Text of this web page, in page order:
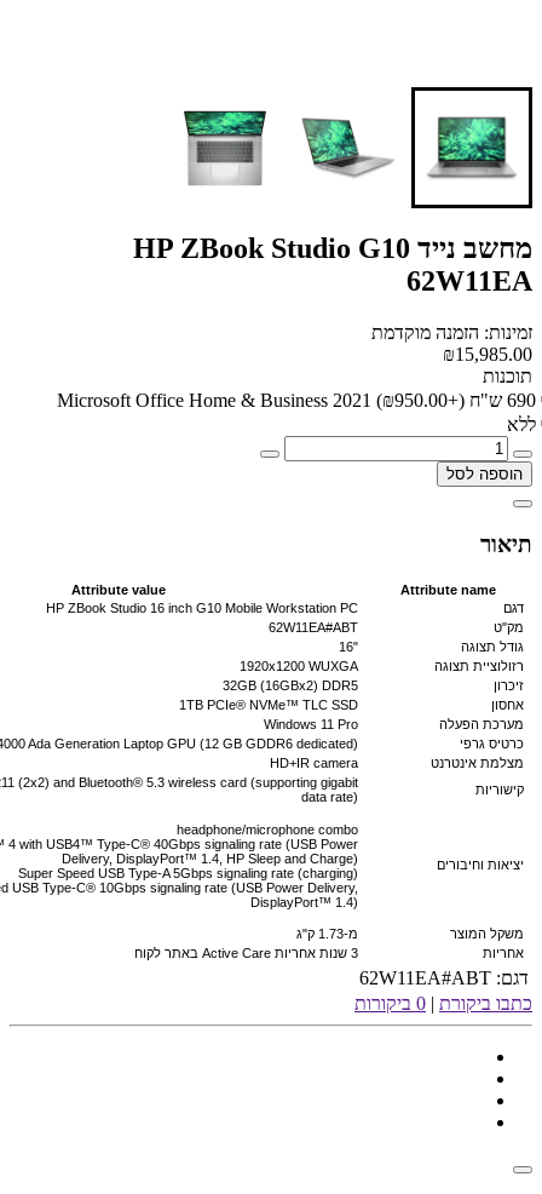
מחשב נייד HP ZBook Studio G10
62W11EA
זמינות: הזמנה מוקדמת
₪15,985.00
תוכנות
690 ש"ח Microsoft Office Home & Business 2021
(₪950.00+)
ללא
הוספה לסל
תיאור
Attribute name
Attribute value
דגם
HP ZBook Studio 16 inch G10 Mobile Workstation PC
מק"ט
62W11EA#ABT
גודל תצוגה
"16
רזולוציית תצוגה
1920x1200 WUXGA
זיכרון
32GB (16GBx2) DDR5
אחסון
1TB PCIe® NVMe™ TLC SSD
מערכת הפעלה
Windows 11 Pro
כרטיס גרפי
Ada Generation Laptop GPU (12 GB GDDR6 dedicated)
מצלמת אינטרנט
HD+IR camera
קישוריות
(2x2) and Bluetooth® 5.3 wireless card (supporting gigabit
data rate)
יציאות וחיבורים
headphone/microphone combo
4 with USB4™ Type-C® 40Gbps signaling rate (USB Power
Delivery, DisplayPort™ 1.4, HP Sleep and Charge)
Super Speed USB Type-A 5Gbps signaling rate (charging)
USB Type-C® 10Gbps signaling rate (USB Power Delivery,
DisplayPort™ 1.4)
משקל המוצר
מ-1.73 ק"ג
אחריות
3 שנות אחריות Active Care באתר לקוח
דגם: 62W11EA#ABT
כתבו ביקורת | 0 ביקורות